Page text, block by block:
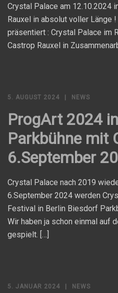
Crystal Palace am 12.10.2024
Rauxel in absolut voller Länge
präsentiert : Crystal Palace im
Castrop Rauxel in
5. AUGUST 2024 NEWS
ProgArt 2024
Parkbühne mit
6.September
Crystal Palace nach 2019
6.September 2024 werden
Festival in Berlin Biesdorf
Wir haben ja schon einmal auf
gespielt. […]
5. JANUAR 2024 NEWS